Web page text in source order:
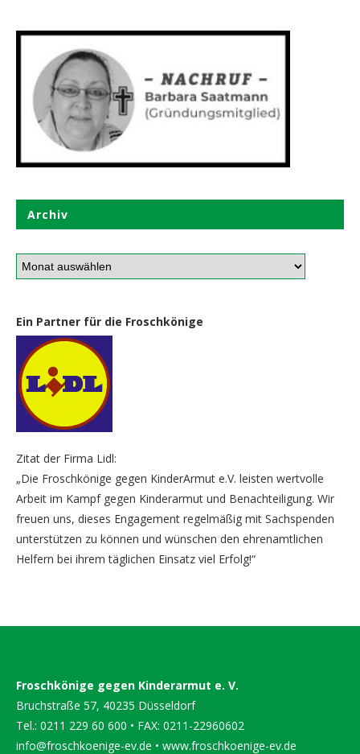
Archiv
Ein Partner für die Froschkönige
Zitat der Firma Lidl:
„Die Froschkönige gegen KinderArmut e.V. leisten wertvolle
Arbeit im Kampf gegen Kinderarmut und Benachteiligung. Wir
freuen uns, dieses Engagement regelmäßig mit Sachspenden
unterstützen zu können und wünschen den ehrenamtlichen
Helfern bei ihrem täglichen Einsatz viel Erfolg!“
Froschkönige gegen Kinderarmut e. V.
Bruchstraße 57, 40235 Düsseldorf
Tel.: 0211 229 60 600 • FAX: 0211-22960602
info@froschkoenige-ev.de • www.froschkoenige-ev.de